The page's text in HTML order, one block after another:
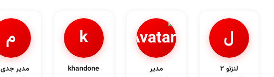
ل
لنزتو ۲ مدیر
k
khandone
م
مدیر جدی1د